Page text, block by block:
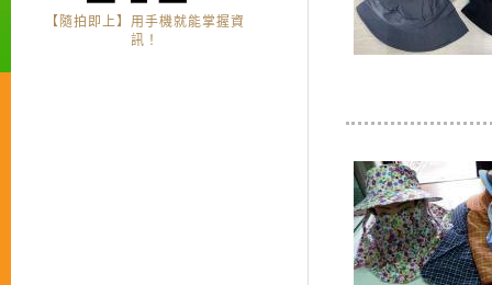
【隨拍即上】用手機就能掌握資
訊！